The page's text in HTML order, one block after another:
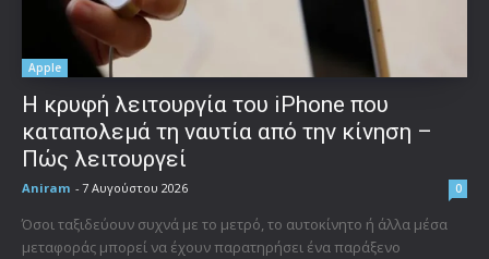
Apple
Η κρυφή λειτουργία του iPhone που
καταπολεμά τη ναυτία από την κίνηση –
Πώς λειτουργεί
Aniram - 7 Αυγούστου 2026 0
Όσοι ταξιδεύουν συχνά με το μετρό, το αυτοκίνητο ή άλλα μέσα
μεταφοράς μπορεί να έχουν παρατηρήσει ένα παράξενο